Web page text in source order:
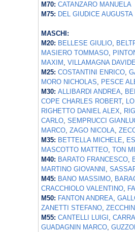
M70: CATANZARO MANUELA
M75: DEL GIUDICE AUGUSTA
MASCHI:
M20: BELLESE GIULIO,
MASIERO TOMMASO,
MAXIM , VILLAMAGNA
M25: COSTANTINI ENRICO,
MORO NICHOLAS, PESCE
M30: ALLIBARDI ANDREA,
COPE CHARLES ROBERT,
RIGHETTO DANIEL ALEX,
CARLO, SEMPRUCCI
MARCO, ZAGO NICOLA,
M35: BETTELLA MICHELE,
MASCOTTO MATTEO, TON
M40: BARATO FRANCESCO,
MARTINO GIOVANNI ,
M45: BANO MASSIMO,
CRACCHIOLO VALENTINO,
M50: FANTON ANDREA,
ZANETTI STEFANO,
M55: CANTELLI LUIGI ,
GUADAGNIN MARCO,